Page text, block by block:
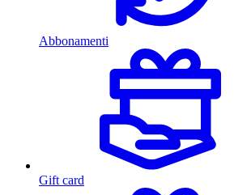
Abbonamenti
Gift card